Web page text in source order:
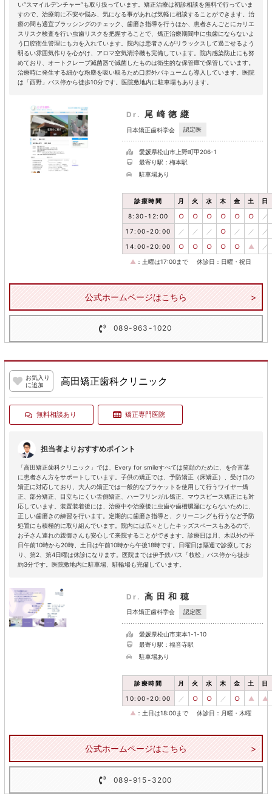
い“スマイルデンチャー”も取り扱っています。矯正治療は初診相談を無料で行っていま
すので、治療前に不安や悩み、気になる事があれば気軽に相談することができます。治
療の間も適宜ブラッシングのチェック、歯磨き指導を行うほか、患者さんごとにカリエ
スリスク検査を行い虫歯リスクを把握することで、矯正治療期間中に虫歯にならないよ
う口腔衛生管理にも力を入れています。院内は患者さんがリラックスして過ごせるよう
明るい雰囲気作りを心がけ、アロマ空気清浄機も完備しています。院内感染防止にも努
めており、オートクレーブ滅菌器で滅菌したものは衛生的な保管庫で保管しています。
治療時に発生する細かな粉塵を吸い取るため口腔外バキュームも導入しています。医院
は「西野」バス停から徒歩10分です。医院敷地内に駐車場もあります。
Dr. 尾崎徳継
日本矯正歯科学会 認定医
愛媛県松山市上野町甲206-1
最寄り駅：梅本駅
駐車場あり
診療時間 月 火 水 木 金 土 日
8:30-12:00 ○ ○ ○ ○ ○ ○ ／
17:00-20:00 ／ ／ ／ ○ ／ ／ ／
14:00-20:00 ○ ○ ○ ○ ○ ▲ ／
▲ ：土曜は17:00まで 休診日：日曜・祝日
公式ホームページはこちら
089-963-1020
お気入り
に追加
高田矯正歯科クリニック
無料相談あり 矯正専門医院
担当者よりおすすめポイント
「高田矯正歯科クリニック」では、Every for smileすべては笑顔のために、を合言葉
に患者さん方をサポートしています。子供の矯正では、予防矯正（床矯正）、受け口の
矯正に対応しており、大人の矯正では一般的なブラケットを使用して行うワイヤー矯
正、部分矯正、目立ちにくい舌側矯正、ハーフリンガル矯正、マウスピース矯正にも対
応しています。装置装着後には、治療中や治療後に虫歯や歯槽膿漏にならないために、
正しい歯磨きの練習を行います。定期的に歯磨き指導と、クリーニングも行うなど予防
処置にも積極的に取り組んでいます。院内には広々としたキッズスペースもあるので、
お子さん連れの親御さんも安心して来院することができます。診療日は月、木以外の平
日午前10時から20時、土日は午前10時から午後18時です。日曜日は隔週で診療してお
り、第2、第4日曜は休診になります。医院までは伊予鉄バス「枝松」バス停から徒歩
約3分です。医院敷地内に駐車場、駐輪場も完備しています。
Dr. 高田和穂
日本矯正歯科学会 認定医
愛媛県松山市束本1-1-10
最寄り駅：福音寺駅
駐車場あり
診療時間 月 火 水 木 金 土 日
10:00-20:00 ／ ○ ○ ／ ○ ▲ ▲
▲ ：土日は18:00まで 休診日：月曜・木曜
公式ホームページはこちら
089-915-3200